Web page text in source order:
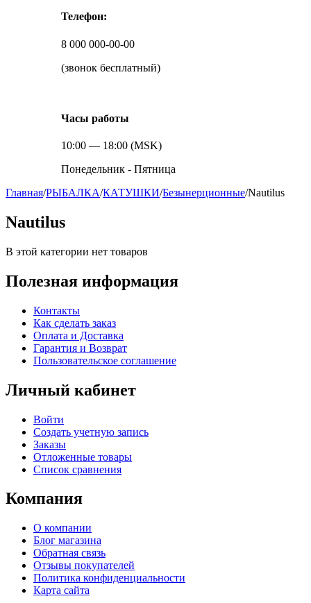
Телефон:
8 000 000-00-00
(звонок бесплатный)
Часы работы
10:00 — 18:00 (MSK)
Понедельник - Пятница
Главная/РЫБАЛКА/КАТУШКИ/Безынерционные/Nautilus
Nautilus
В этой категории нет товаров
Полезная информация
Контакты
Как сделать заказ
Оплата и Доставка
Гарантия и Возврат
Пользовательское соглашение
Личный кабинет
Войти
Создать учетную запись
Заказы
Отложенные товары
Список сравнения
Компания
О компании
Блог магазина
Обратная связь
Отзывы покупателей
Политика конфиденциальности
Карта сайта